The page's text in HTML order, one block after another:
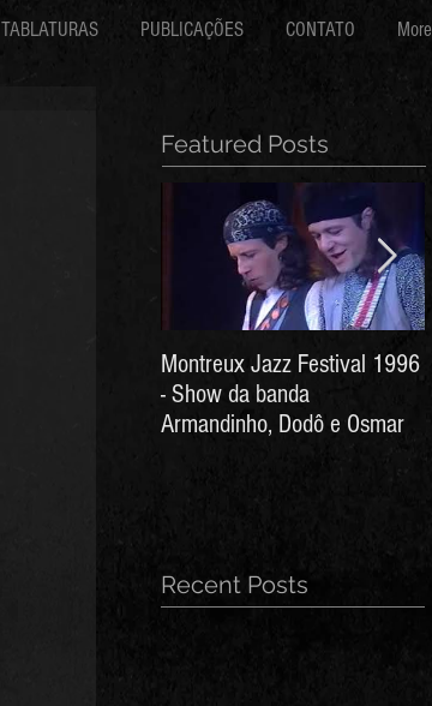
TABLATURAS PUBLICAÇÕES CONTATO More
Featured Posts
Montreux Jazz Festival 1996
- Show da banda
Armandinho, Dodô e Osmar
Recent Posts